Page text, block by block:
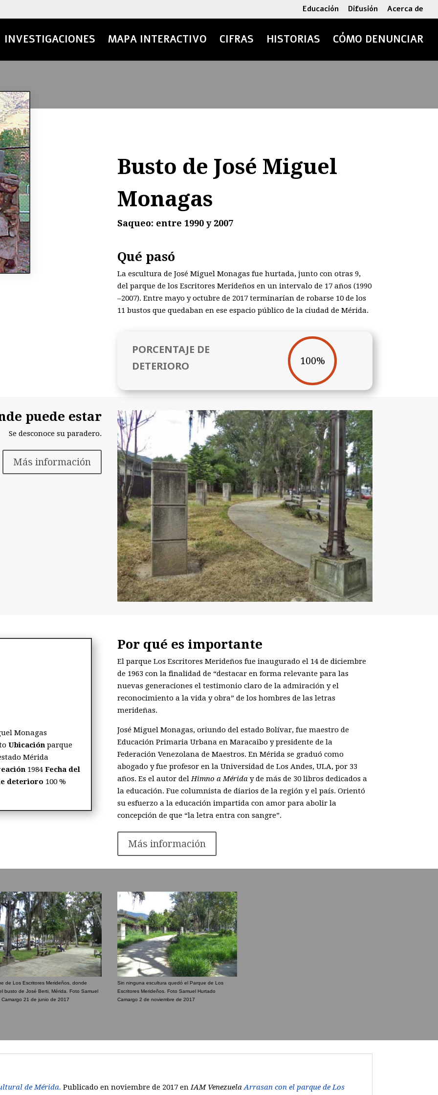
Educación Difusión Acerca de
INVESTIGACIONES MAPA INTERACTIVO CIFRAS HISTORIAS CÓMO DENUNCIAR
Busto de José Miguel
Monagas
Saqueo: entre 1990 y 2007
Qué pasó
La escultura de José Miguel Monagas fue hurtada, junto con otras 9,
del parque de los Escritores Merideños en un intervalo de 17 años (1990
–2007). Entre mayo y octubre de 2017 terminarían de robarse 10 de los
11 bustos que quedaban en ese espacio público de la ciudad de Mérida.
PORCENTAJE DE
DETERIORO
100%
puede estar
Se desconoce su paradero.
Más información
Monagas
Ubicación parque
Mérida
1984Fecha del
deterioro 100 %
Por qué es importante
El parque Los Escritores Merideños fue inaugurado el 14 de diciembre
de 1963 con la finalidad de “destacar en forma relevante para las
nuevas generaciones el testimonio claro de la admiración y el
reconocimiento a la vida y obra” de los hombres de las letras
merideñas.
José Miguel Monagas, oriundo del estado Bolívar, fue maestro de
Educación Primaria Urbana en Maracaibo y presidente de la
Federación Venezolana de Maestros. En Mérida se graduó como
abogado y fue profesor en la Universidad de Los Andes, ULA, por 33
años. Es el autor delHimno a Mérida y de más de 30 libros dedicados a
la educación. Fue columnista de diarios de la región y el país. Orientó
su esfuerzo a la educación impartida con amor para abolir la
concepción de que “la letra entra con sangre”.
Más información
de Los Escritores Merideños, donde
busto de José Berti, Mérida. Foto Samuel
Camargo 21 de junio de 2017
Sin ninguna escultura quedó el Parque de Los
Escritores Merideños. Foto Samuel Hurtado
Camargo 2 de noviembre de 2017
de Mérida. Publicado en noviembre de 2017 enIAM Venezuela Arrasan con el parque de Los